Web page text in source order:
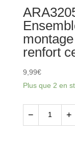
renfort
9,99€
Plus que 2 en
− +